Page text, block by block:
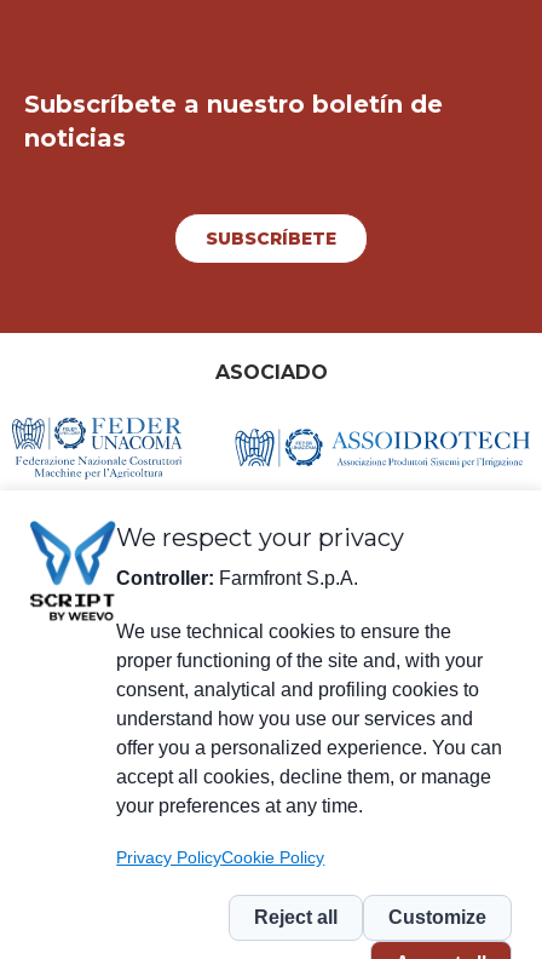
Subscríbete a nuestro boletín de
noticias
SUBSCRÍBETE
ASOCIADO
Farmfront S.p.A.
Planta y Domicilio social: Via S. Eusebio 7, 41014 Castelvetro di Modena
NIF, IVA, Número de registro en el Registro Mercantil de Modena
01294030364 – PEC (correo electrónico certificado):
farmfrontspa@legalmail.it
Privacy NL Whistleblowing Cookie
We respect your privacy
Controller: Farmfront S.p.A.
We use technical cookies to ensure the
proper functioning of the site and, with your
consent, analytical and profiling cookies to
understand how you use our services and
offer you a personalized experience. You can
accept all cookies, decline them, or manage
your preferences at any time.
Privacy PolicyCookie Policy
Reject all Customize